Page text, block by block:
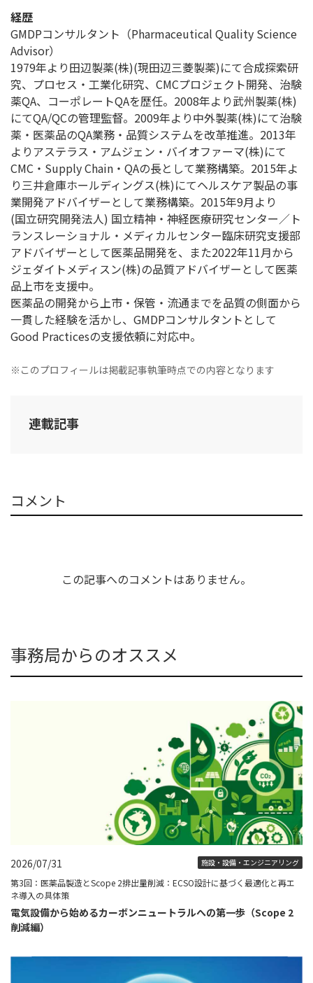
経歴
GMDPコンサルタント（Pharmaceutical Quality Science
Advisor）
1979年より田辺製薬(株)(現田辺三菱製薬)にて合成探索研
究、プロセス・工業化研究、CMCプロジェクト開発、治験
薬QA、コーポレートQAを歴任。2008年より武州製薬(株)
にてQA/QCの管理監督。2009年より中外製薬(株)にて治験
薬・医薬品のQA業務・品質システムを改革推進。2013年
よりアステラス・アムジェン・バイオファーマ(株)にて
CMC・Supply Chain・QAの長として業務構築。2015年よ
り三井倉庫ホールディングス(株)にてヘルスケア製品の事
業開発アドバイザーとして業務構築。2015年9月より
(国立研究開発法人) 国立精神・神経医療研究センター／ト
ランスレーショナル・メディカルセンター臨床研究支援部
アドバイザーとして医薬品開発を、また2022年11月から
ジェダイトメディスン(株)の品質アドバイザーとして医薬
品上市を支援中。
医薬品の開発から上市・保管・流通までを品質の側面から
一貫した経験を活かし、GMDPコンサルタントとして
Good Practicesの支援依頼に対応中。
※このプロフィールは掲載記事執筆時点での内容となります
連載記事
コメント
この記事へのコメントはありません。
事務局からのオススメ
2026/07/31 施設・設備・エンジニアリング
第3回：医薬品製造とScope 2排出量削減：ECSO設計に基づく最適化と再エ
ネ導入の具体策
電気設備から始めるカーボンニュートラルへの第一歩（Scope 2
削減編）